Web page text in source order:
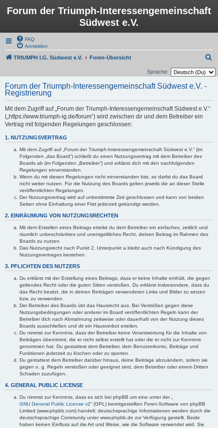
Forum der Triumph-Interessengemeinschaft
Südwest e.V.
FAQ
Anmelden
TRIUMPH I.G. Südwest e.V. Foren-Übersicht
u
Sprache:
Forum der Triumph-Interessengemeinschaft Südwest e.V. -
Registrierung
Mit dem Zugriff auf „Forum der Triumph-Interessengemeinschaft Südwest e.V.“
(„https://www.triumph-ig.de/forum“) wird zwischen dir und dem Betreiber ein
Vertrag mit folgenden Regelungen geschlossen:
1. NUTZUNGSVERTRAG
Mit dem Zugriff auf „Forum der Triumph-Interessengemeinschaft Südwest e.V.“ (im
Folgenden „das Board“) schließt du einen Nutzungsvertrag mit dem Betreiber des
Boards ab (im Folgenden „Betreiber“) und erklärst dich mit den nachfolgenden
Regelungen einverstanden.
Wenn du mit diesen Regelungen nicht einverstanden bist, so darfst du das Board
nicht weiter nutzen. Für die Nutzung des Boards gelten jeweils die an dieser Stelle
veröffentlichten Regelungen.
Der Nutzungsvertrag wird auf unbestimmte Zeit geschlossen und kann von beiden
Seiten ohne Einhaltung einer Frist jederzeit gekündigt werden.
2. EINRÄUMUNG VON NUTZUNGSRECHTEN
Mit dem Erstellen eines Beitrags erteilst du dem Betreiber ein einfaches, zeitlich und
räumlich unbeschränktes und unentgeltliches Recht, deinen Beitrag im Rahmen des
Boards zu nutzen.
Das Nutzungsrecht nach Punkt 2, Unterpunkt a bleibt auch nach Kündigung des
Nutzungsvertrages bestehen.
3. PFLICHTEN DES NUTZERS
Du erklärst mit der Erstellung eines Beitrags, dass er keine Inhalte enthält, die gegen
geltendes Recht oder die guten Sitten verstoßen. Du erklärst insbesondere, dass du
das Recht besitzt, die in deinen Beiträgen verwendeten Links und Bilder zu setzen
bzw. zu verwenden.
Der Betreiber des Boards übt das Hausrecht aus. Bei Verstößen gegen diese
Nutzungsbedingungen oder anderer im Board veröffentlichten Regeln kann der
Betreiber dich nach Abmahnung zeitweise oder dauerhaft von der Nutzung dieses
Boards ausschließen und dir ein Hausverbot erteilen.
Du nimmst zur Kenntnis, dass der Betreiber keine Verantwortung für die Inhalte von
Beiträgen übernimmt, die er nicht selbst erstellt hat oder die er nicht zur Kenntnis
genommen hat. Du gestattest dem Betreiber, dein Benutzerkonto, Beiträge und
Funktionen jederzeit zu löschen oder zu sperren.
Du gestattest dem Betreiber darüber hinaus, deine Beiträge abzuändern, sofern sie
gegen o. g. Regeln verstoßen oder geeignet sind, dem Betreiber oder einem Dritten
Schaden zuzufügen.
4. GENERAL PUBLIC LICENSE
Du nimmst zur Kenntnis, dass es sich bei phpBB um eine unter der „
GNU General Public License v2“ (GPL) bereitgestellten Foren-Software von phpBB
Limited (www.phpbb.com) handelt; deutschsprachige Informationen werden durch die
deutschsprachige Community unter www.phpbb.de zur Verfügung gestellt. Beide
haben keinen Einfluss auf die Art und Weise, wie die Software verwendet wird. Sie